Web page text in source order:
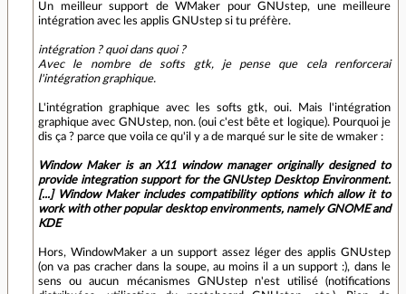
Un meilleur support de WMaker pour GNUstep, une meilleure
intégration avec les applis GNUstep si tu préfère.
intégration ? quoi dans quoi ?
Avec le nombre de softs gtk, je pense que cela renforcerai
l'intégration graphique.
L'intégration graphique avec les softs gtk, oui. Mais l'intégration
graphique avec GNUstep, non. (oui c'est bête et logique). Pourquoi je
dis ça ? parce que voila ce qu'il y a de marqué sur le site de wmaker :
Window Maker is an X11 window manager originally designed to
provide integration support for the GNUstep Desktop Environment.
[...] Window Maker includes compatibility options which allow it to
work with other popular desktop environments, namely GNOME and
KDE
Hors, WindowMaker a un support assez léger des applis GNUstep
(on va pas cracher dans la soupe, au moins il a un support :), dans le
sens ou aucun mécanismes GNUstep n'est utilisé (notifications